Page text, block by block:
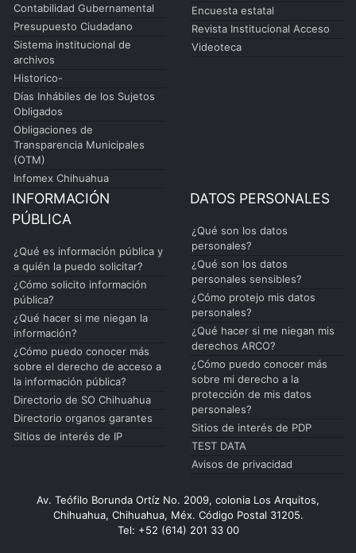
Contabilidad Gubernamental
Presupuesto Ciudadano
Sistema institucional de
archivos
Historico-
Días Inhábiles de los Sujetos
Obligados
Obligaciones de
Transparencia Municipales
(OTM)
Infomex Chihuahua
Encuesta estatal
Revista Institucional Acceso
Videoteca
INFORMACIÓN
PÚBLICA
¿Qué es información pública y
a quién la puedo solicitar?
¿Cómo solicito información
pública?
¿Qué hacer si me niegan la
información?
¿Cómo puedo conocer más
sobre el derecho de acceso a
la información pública?
Directorio de SO Chihuahua
Directorio organos garantes
Sitios de interés de IP
DATOS PERSONALES
¿Qué son los datos
personales?
¿Qué son los datos
personales sensibles?
¿Cómo protejo mis datos
personales?
¿Qué hacer si me niegan mis
derechos ARCO?
¿Cómo puedo conocer más
sobre mi derecho a la
protección de mis datos
personales?
Sitios de interés de PDP
TEST DATA
Avisos de privacidad
Av. Teófilo Borunda Ortíz No. 2009, colonia Los Arquitos,
Chihuahua, Chihuahua, Méx. Código Postal 31205.
Tel: +52 (614) 201 33 00